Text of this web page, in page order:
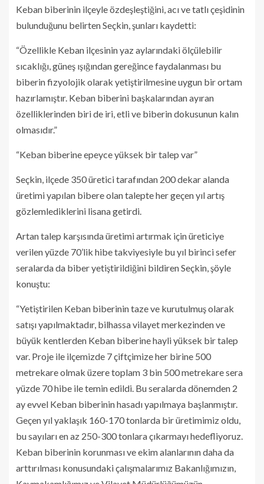
Keban biberinin ilçeyle özdeşleştiğini, acı ve tatlı çeşidinin
bulunduğunu belirten Seçkin, şunları kaydetti:
“Özellikle Keban ilçesinin yaz aylarındaki ölçülebilir
sıcaklığı, güneş ışığından gereğince faydalanması bu
biberin fizyolojik olarak yetiştirilmesine uygun bir ortam
hazırlamıştır. Keban biberini başkalarından ayıran
özelliklerinden biri de iri, etli ve biberin dokusunun kalın
olmasıdır.”
“Keban biberine epeyce yüksek bir talep var”
Seçkin, ilçede 350 üretici tarafından 200 dekar alanda
üretimi yapılan bibere olan talepte her geçen yıl artış
gözlemlediklerini lisana getirdi.
Artan talep karşısında üretimi artırmak için üreticiye
verilen yüzde 70’lik hibe takviyesiyle bu yıl birinci sefer
seralarda da biber yetiştirildiğini bildiren Seçkin, şöyle
konuştu:
“Yetiştirilen Keban biberinin taze ve kurutulmuş olarak
satışı yapılmaktadır, bilhassa vilayet merkezinden ve
büyük kentlerden Keban biberine hayli yüksek bir talep
var. Proje ile ilçemizde 7 çiftçimize her birine 500
metrekare olmak üzere toplam 3 bin 500 metrekare sera
yüzde 70 hibe ile temin edildi. Bu seralarda dönemden 2
ay evvel Keban biberinin hasadı yapılmaya başlanmıştır.
Geçen yıl yaklaşık 160-170 tonlarda bir üretimimiz oldu,
bu sayıları en az 250-300 tonlara çıkarmayı hedefliyoruz.
Keban biberinin korunması ve ekim alanlarının daha da
arttırılması konusundaki çalışmalarımız Bakanlığımızın,